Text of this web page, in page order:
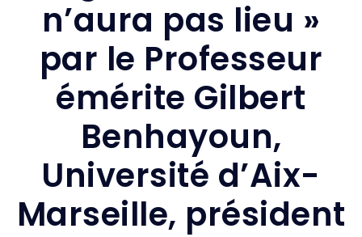
n’aura pas lieu »
par le Professeur
émérite Gilbert
Benhayoun,
Université d’Aix-
Marseille, président